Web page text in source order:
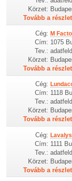
Körzet:
Tovább a
Cég: M
Cím: 1075
Tev.:
Körzet:
Tovább a
Cég:
Cím: 1118
Tev.:
Körzet:
Tovább a
Cég:
Cím: 1111
Tev.:
Körzet:
Tovább a